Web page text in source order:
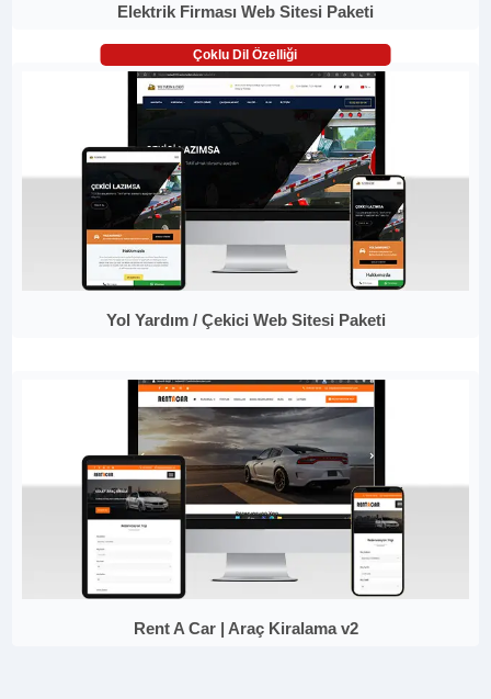
Elektrik Firması Web Sitesi Paketi
Çoklu Dil Özelliği
Yol Yardım / Çekici Web Sitesi Paketi
Rent A Car | Araç Kiralama v2